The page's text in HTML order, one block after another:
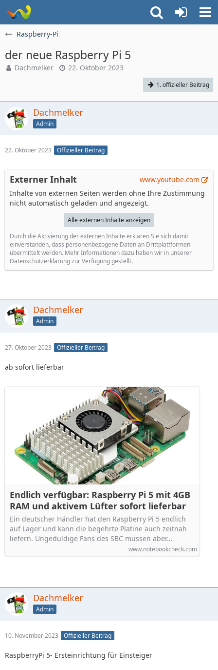
Raspberry-Pi
der neue Raspberry Pi 5
Dachmelker 22. Oktober 2023
1. offizieller Beitrag
Dachmelker
Admin
22. Oktober 2023 Offizieller Beitrag
Externer Inhalt
www.youtube.com
Inhalte von externen Seiten werden ohne Ihre Zustimmung
nicht automatisch geladen und angezeigt.
Alle externen Inhalte anzeigen
Durch die Aktivierung der externen Inhalte erklären Sie sich damit
einverstanden, dass personenbezogene Daten an Drittplattformen
übermittelt werden. Mehr Informationen dazu haben wir in unserer
Datenschutzerklärung zur Verfügung gestellt.
Dachmelker
Admin
27. Oktober 2023 Offizieller Beitrag
ab sofort lieferbar
Endlich verfügbar: Raspberry Pi 5 mit 4GB
RAM und aktivem Lüfter sofort lieferbar
Ein deutscher Händler hat den Raspberry Pi 5 endlich
auf Lager und kann die begehrte Platine auch zeitnah
liefern. Ungeduldige Fans des SBC müssen aber…
www.notebookcheck.com
Dachmelker
Admin
10. November 2023 Offizieller Beitrag
RaspberryPi 5- Ersteinrichtung für Einsteiger